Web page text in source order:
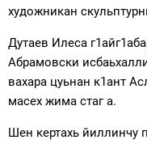
художникан
Дутаев Илеса
Абрамовски
вахара цуьнан к1ант
масех жима стаг а.
Шен кертахь йиллинчу